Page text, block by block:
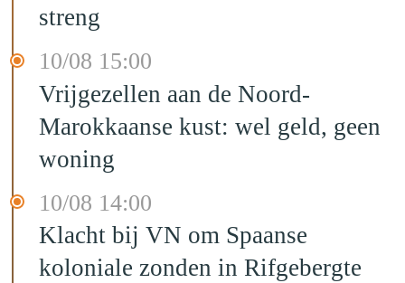
streng
10/08 15:00
Vrijgezellen aan de Noord-
Marokkaanse kust: wel geld, geen
woning
10/08 14:00
Klacht bij VN om Spaanse
koloniale zonden in Rifgebergte